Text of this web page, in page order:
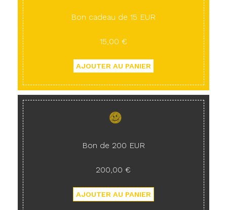
Bon cadeau de 15 EUR
15,00 €
Bon de 200 EUR
200,00 €